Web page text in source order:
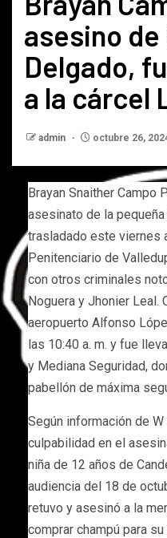
asesino de
Delgado,
a la cárcel
admin octubre 26,
Brayan Snaither Campo
asesinato de la
trasladado este viernes
Penitenciario de
con otros criminales
Noguera y Jhonier Leal.
aeropuerto Alfonso
las 10:40 a. m. y fue
y Mediana Seguridad,
pabellón de máxima
Según información de
culpabilidad en el
niña de 12 años de
audiencia del 18 de
retuvo y asesinó a la
comprar champú para